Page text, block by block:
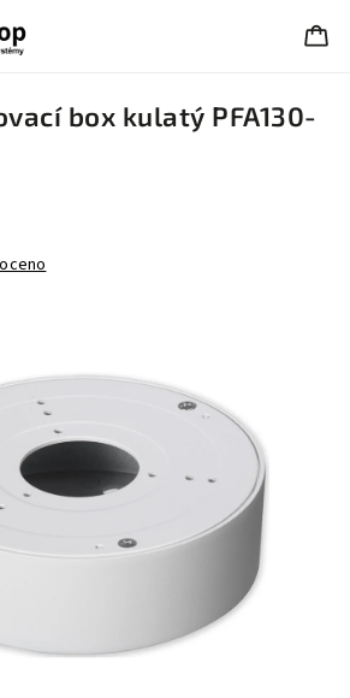
box kulatý PFA130-